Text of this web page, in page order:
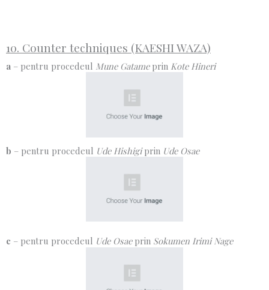
10. Counter techniques (KAESHI WAZA)
a – pentru procedeul Mune Gatameprin Kote Hineri
b – pentru procedeul Ude Hishigiprin Ude Osae
c – pentru procedeul Ude Osaeprin Sokumen Irimi Nage